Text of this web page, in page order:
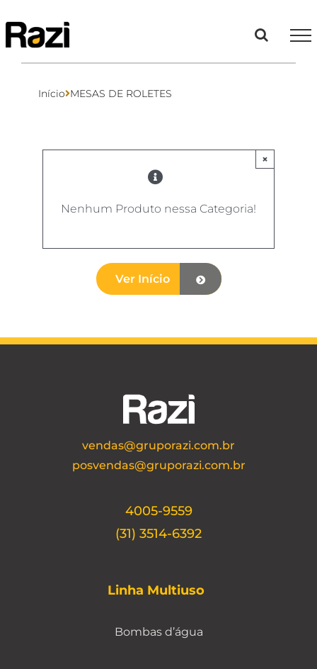
para
o
conteúdo
Início MESAS DE ROLETES
×
Nenhum Produto nessa Categoria!
Ver Início
vendas@gruporazi.com.br
posvendas@gruporazi.com.br
4005-9559
(31) 3514-6392
Linha Multiuso
Bombas d’água